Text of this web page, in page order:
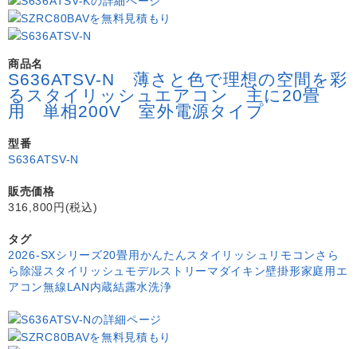
商品名
S636ATSV-N 薄さと色で理想の空間を彩
るスタイリッシュエアコン 主に20畳
用 単相200V 室外電源タイプ
型番
S636ATSV-N
販売価格
316,800円(税込)
タグ
2026-SXシリーズ20畳用かんたんスタイリッシュリモコンさら
ら除湿 スタイリッシュモデルストリーマ ダイキン壁掛形家庭用エ
アコン無線LAN内蔵結露水洗浄